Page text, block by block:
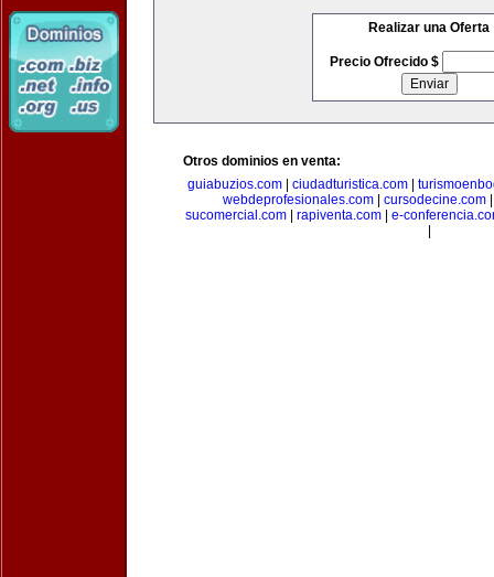
Realizar una Oferta
Precio Ofrecido $
Otros dominios en venta:
guiabuzios.com| ciudadturistica.com|
webdeprofesionales.com| cursodecine.com
sucomercial.com
rapiventa.com
e-